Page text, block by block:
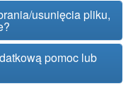
usunięcia pliku,
pomoc lub